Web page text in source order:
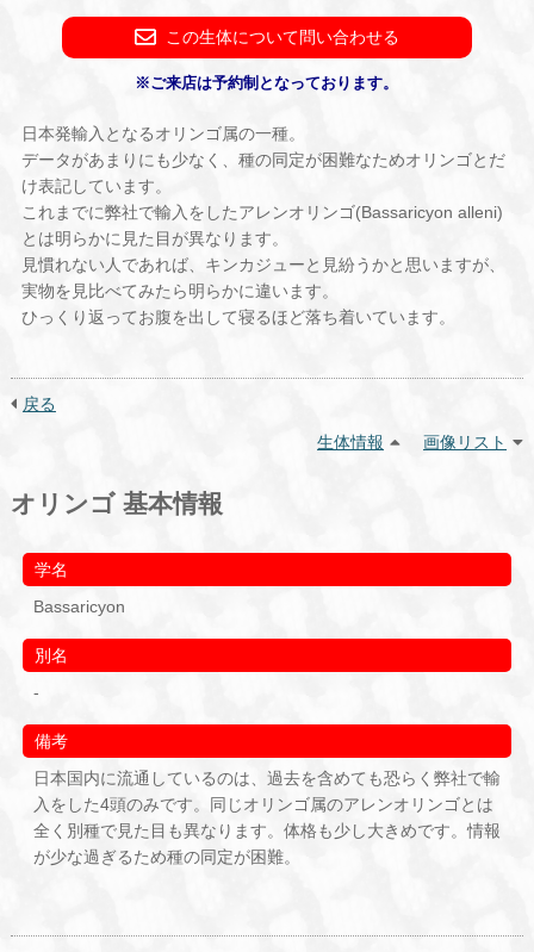
この生体について問い合わせる
※ご来店は予約制となっております。
日本発輸入となるオリンゴ属の一種。
データがあまりにも少なく、種の同定が困難なためオリンゴとだ
け表記しています。
これまでに弊社で輸入をしたアレンオリンゴ(Bassaricyon alleni)
とは明らかに見た目が異なります。
見慣れない人であれば、キンカジューと見紛うかと思いますが、
実物を見比べてみたら明らかに違います。
ひっくり返ってお腹を出して寝るほど落ち着いています。
戻る
生体情報
画像リスト
オリンゴ 基本情報
学名
Bassaricyon
別名
-
備考
日本国内に流通しているのは、過去を含めても恐らく弊社で輸
入をした4頭のみです。同じオリンゴ属のアレンオリンゴとは
全く別種で見た目も異なります。体格も少し大きめです。情報
が少な過ぎるため種の同定が困難。